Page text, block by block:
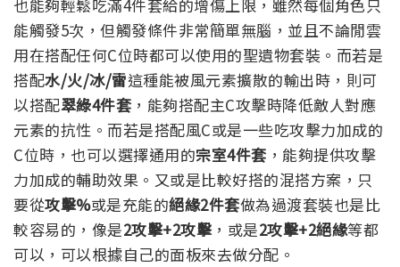
也能夠輕鬆吃滿4件套給的增傷上限，雖然每個角色只
能觸發5次，但觸發條件非常簡單無腦，並且不論閒雲
用在搭配任何C位時都可以使用的聖遺物套裝。 而若是
搭配水/火/冰/雷這種能被風元素擴散的輸出時，則可
以搭配翠綠4件套 ，能夠搭配主C攻擊時降低敵人對應
元素的抗性。 而若是搭配風C或是一些吃攻擊力加成的
C位時，也可以選擇通用的宗室4件套 ，能夠提供攻擊
力加成的輔助效果。 又或是比較好搭的混搭方案，只
要從攻擊%或是充能的絕緣2件套做為過渡套裝也是比
較容易的，像是2攻擊+2攻擊 ，或是2攻擊+2絕緣等都
可以，可以根據自己的面板來去做分配。